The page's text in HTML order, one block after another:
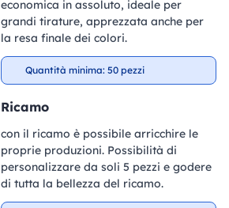
economica in assoluto, ideale per
grandi tirature, apprezzata anche per
la resa finale dei colori.
Quantità minima: 50 pezzi
Ricamo
con il ricamo è possibile arricchire le
proprie produzioni. Possibilità di
personalizzare da soli 5 pezzi e godere
di tutta la bellezza del ricamo.